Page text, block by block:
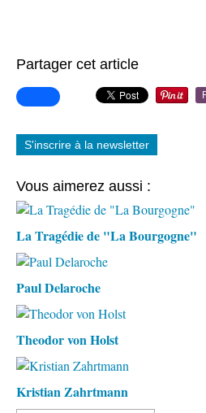
Partager cet article
S'inscrire à la newsletter
Vous aimerez aussi :
La Tragédie de "La Bourgogne"
Paul Delaroche
Theodor von Holst
Kristian Zahrtmann